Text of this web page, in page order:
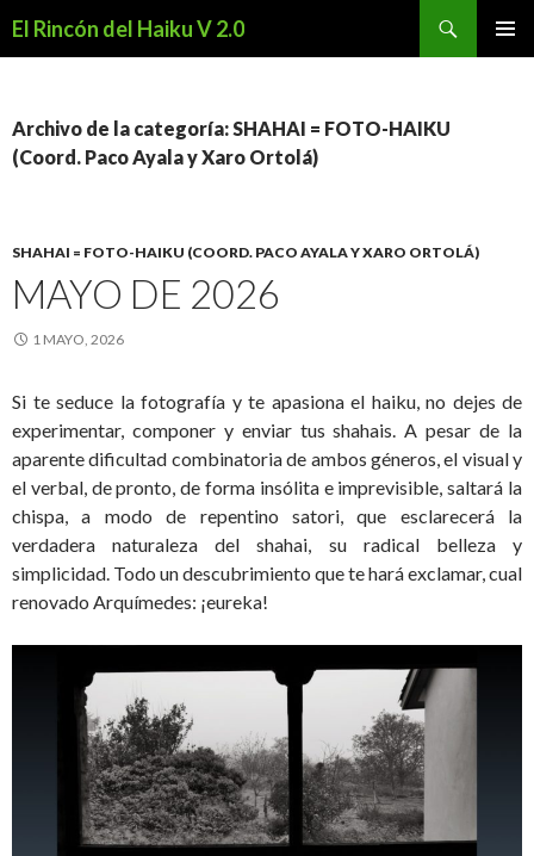
El Rincón del Haiku V 2.0
Archivo de la categoría: SHAHAI = FOTO-HAIKU
(Coord. Paco Ayala y Xaro Ortolá)
SHAHAI = FOTO-HAIKU (COORD. PACO AYALA Y XARO ORTOLÁ)
MAYO DE 2026
1 MAYO, 2026
Si te seduce la fotografía y te apasiona el haiku, no dejes de
experimentar, componer y enviar tus shahais. A pesar de la
aparente dificultad combinatoria de ambos géneros, el visual y
el verbal, de pronto, de forma insólita e imprevisible, saltará la
chispa, a modo de repentino satori, que esclarecerá la
verdadera naturaleza del shahai, su radical belleza y
simplicidad. Todo un descubrimiento que te hará exclamar, cual
renovado Arquímedes: ¡eureka!